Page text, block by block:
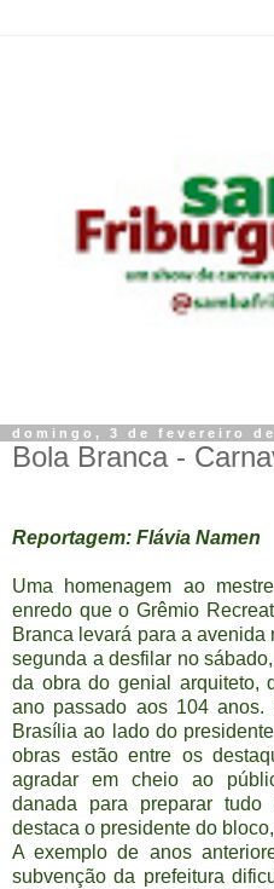
domingo, 3 de fevereiro de
Bola Branca -
Reportagem: Flávia Namen
Uma homenagem ao
enredo que o Grêmio
Branca levará para a avenida
segunda a desfilar no
da obra do genial arquiteto,
ano passado aos 104
Brasília ao lado do
obras estão entre os
agradar em cheio ao
danada para preparar
destaca o presidente do
A exemplo de anos
subvenção da prefeitura